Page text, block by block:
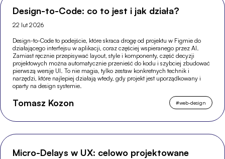
Design-to-Code: co to jest i jak działa?
22 lut 2026
Design-to-Code to podejście, które skraca drogę od projektu w Figmie do
działającego interfejsu w aplikacji, coraz częściej wspieranego przez AI.
Zamiast ręcznie przepisywać layout, style i komponenty, część decyzji
projektowych można automatycznie przenieść do kodu i szybciej zbudować
pierwszą wersję UI. To nie magia, tylko zestaw konkretnych technik i
narzędzi, które najlepiej działają wtedy, gdy projekt jest uporządkowany i
oparty na design systemie.
Tomasz Kozon #web-design
Micro-Delays w UX: celowo projektowane